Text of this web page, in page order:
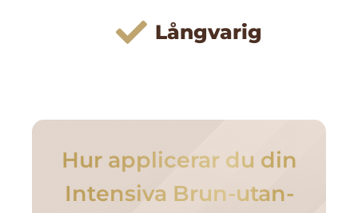
Långvarig
Hur applicerar du din
Intensiva Brun-utan-